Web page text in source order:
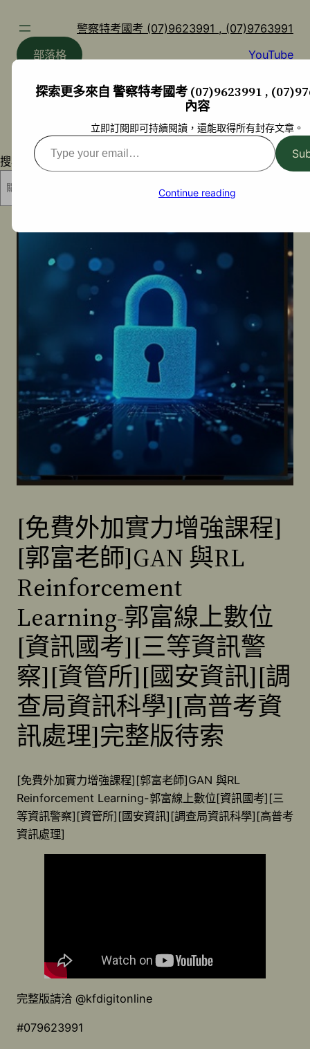
警察特考國考 (07)9623991 , (07)9763991
部落格
YouTube
搜尋
搜尋
[免費外加實力增強課程]
[郭富老師]GAN 與RL
Reinforcement
Learning-郭富線上數位
[資訊國考][三等資訊警
察][資管所][國安資訊][調
查局資訊科學][高普考資
訊處理]完整版待索
[免費外加實力增強課程][郭富老師]GAN 與RL
Reinforcement Learning-郭富線上數位[資訊國考][三
等資訊警察][資管所][國安資訊][調查局資訊科學][高普考
資訊處理]
完整版請洽 @kfdigitonline
#079623991
探索更多來自 警察特考國考 (07)9623991 ,
內容
立即訂閱即可持續閱讀，還能取得所有封存文章。
Type
your
Continue reading